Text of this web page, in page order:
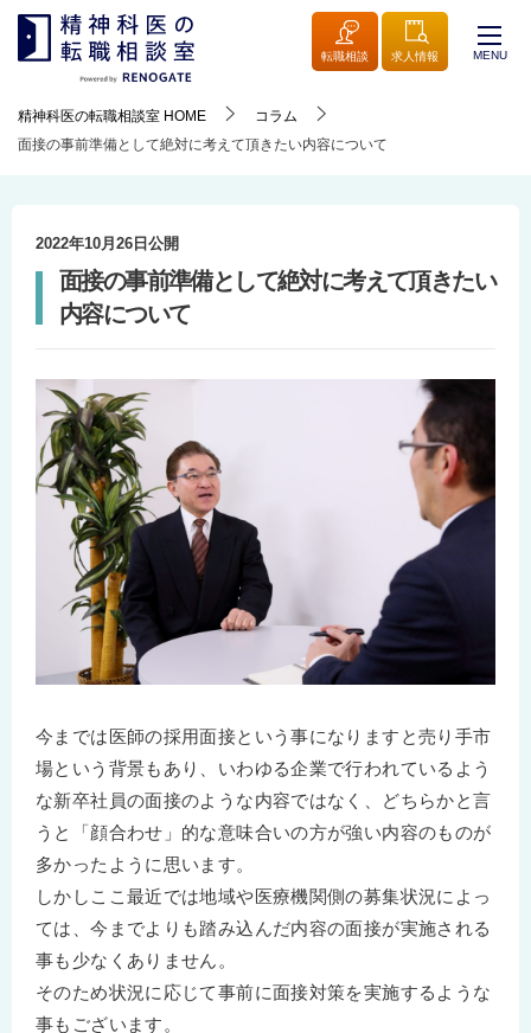
転職相談 求人情報 MENU
精神科医の転職相談室 HOME
コラム
面接の事前準備として絶対に考えて頂きたい内容について
2022年10月26日 公開
面接の事前準備として絶対に考えて頂きたい
内容について
今までは医師の採用面接という事になりますと売り手市
場という背景もあり、いわゆる企業で行われているよう
な新卒社員の面接のような内容ではなく、どちらかと言
うと「顔合わせ」的な意味合いの方が強い内容のものが
多かったように思います。
しかしここ最近では地域や医療機関側の募集状況によっ
ては、今までよりも踏み込んだ内容の面接が実施される
事も少なくありません。
そのため状況に応じて事前に面接対策を実施するような
事もございます。